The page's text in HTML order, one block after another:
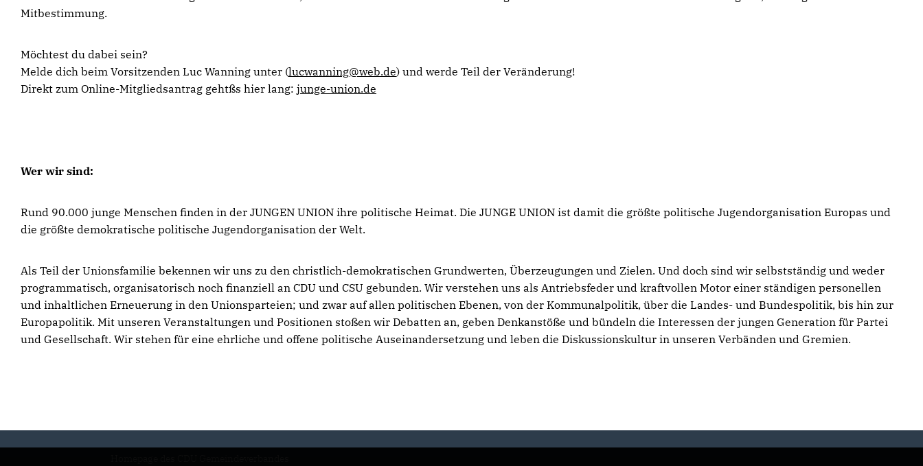
Mitbestimmung.
Möchtest du dabei sein?
Melde dich beim Vorsitzenden Luc Wanning unter (lucwanning@web.de) und werde Teil der Veränderung!
Direkt zum Online-Mitgliedsantrag gehtßs hier lang: junge-union.de
Wer wir sind:
Rund 90.000 junge Menschen finden in der JUNGEN UNION ihre politische Heimat. Die JUNGE UNION ist damit die größte politische Jugendorganisation Europas und
die größte demokratische politische Jugendorganisation der Welt.
Als Teil der Unionsfamilie bekennen wir uns zu den christlich-demokratischen Grundwerten, Überzeugungen und Zielen. Und doch sind wir selbstständig und weder
programmatisch, organisatorisch noch finanziell an CDU und CSU gebunden. Wir verstehen uns als Antriebsfeder und kraftvollen Motor einer ständigen personellen
und inhaltlichen Erneuerung in den Unionsparteien; und zwar auf allen politischen Ebenen, von der Kommunalpolitik, über die Landes- und Bundespolitik, bis hin zur
Europapolitik. Mit unseren Veranstaltungen und Positionen stoßen wir Debatten an, geben Denkanstöße und bündeln die Interessen der jungen Generation für Partei
und Gesellschaft. Wir stehen für eine ehrliche und offene politische Auseinandersetzung und leben die Diskussionskultur in unseren Verbänden und Gremien.